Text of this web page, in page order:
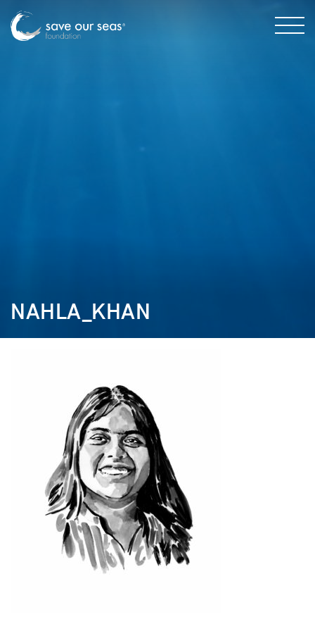
NAHLA_KHAN